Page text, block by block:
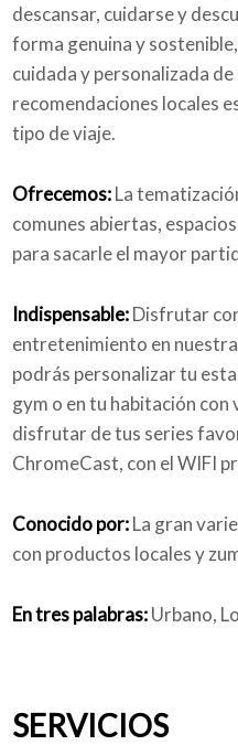
descansar, cuidarse y
forma genuina y
cuidada y personalizada
recomendaciones locales
tipo de viaje.
Ofrecemos:La
comunes abiertas,
para sacarle el mayor
Indispensable:Disfrutar
entretenimiento en
podrás personalizar tu
gym o en tu habitación con
disfrutar de tus series
ChromeCast, con el WIFI
Conocido por:La gran
con productos locales y
En tres palabras:Urbano,
SERVICIOS